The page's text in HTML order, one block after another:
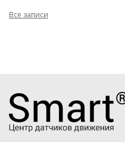
Все записи